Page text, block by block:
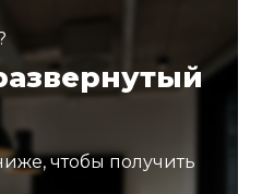
чтобы получить